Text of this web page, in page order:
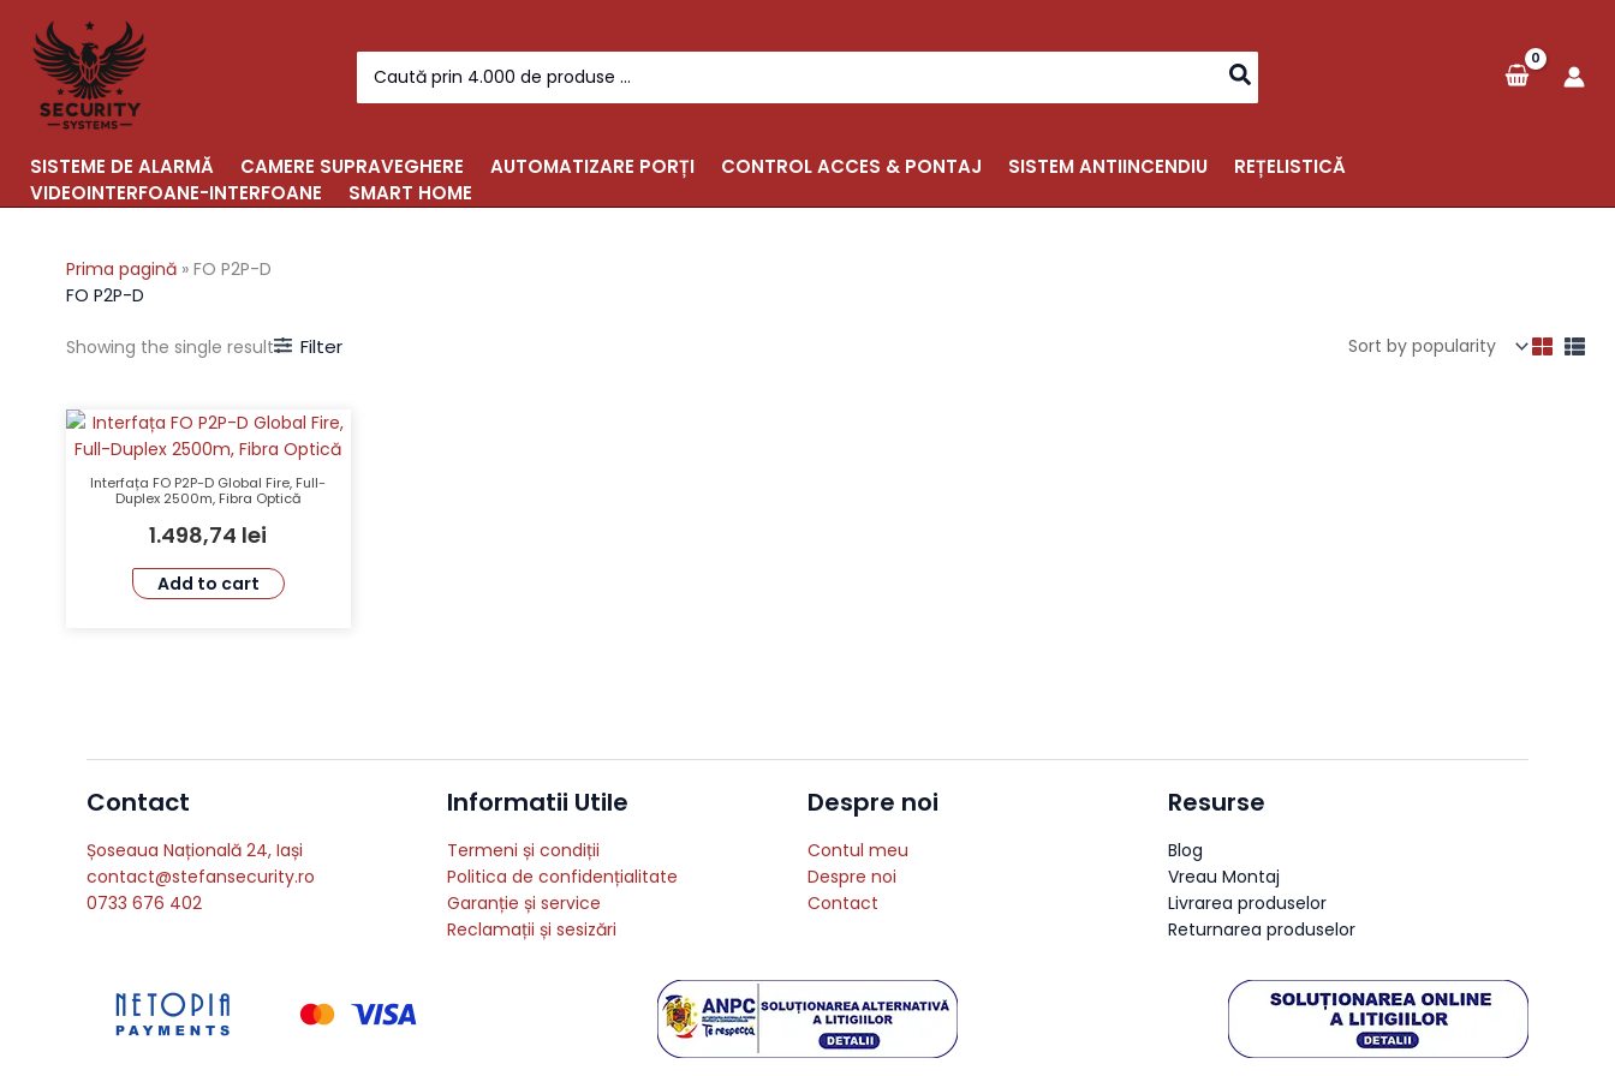
content
for:
SISTEME DE ALARMĂ CAMERE SUPRAVEGHERE AUTOMATIZARE PORȚI CONTROL ACCES & PONTAJ SISTEM ANTIINCENDIU
REȚELISTICĂ
VIDEOINTERFOANE-INTERFOANE
SMART HOME
Prima pagină » FO P2P-D
FO P2P-D
Showing the single result Filter
Interfața FO P2P-D Global Fire, Full-
Duplex 2500m, Fibra Optică
1.498,74 lei
Add to cart
Contact
Șoseaua Națională 24, Iași
contact@stefansecurity.ro
0733 676 402
Informatii Utile
Termeni și condiții
Politica de confidențialitate
Garanție și service
Reclamații și sesizări
Despre noi
Contul meu
Despre noi
Contact
Resurse
Blog
Vreau Montaj
Livrarea produselor
Returnarea produselor